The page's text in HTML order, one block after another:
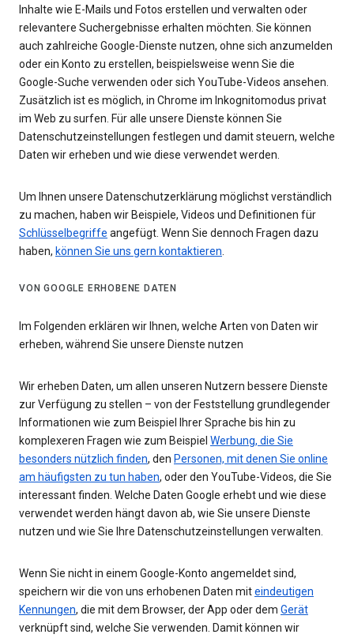
Inhalte wie E-Mails und Fotos erstellen und verwalten oder
relevantere Suchergebnisse erhalten möchten. Sie können
auch zahlreiche Google-Dienste nutzen, ohne sich anzumelden
oder ein Konto zu erstellen, beispielsweise wenn Sie die
Google-Suche verwenden oder sich YouTube-Videos ansehen.
Zusätzlich ist es möglich, in Chrome im Inkognitomodus privat
im Web zu surfen. Für alle unsere Dienste können Sie
Datenschutzeinstellungen festlegen und damit steuern, welche
Daten wir erheben und wie diese verwendet werden.
Um Ihnen unsere Datenschutzerklärung möglichst verständlich
zu machen, haben wir Beispiele, Videos und Definitionen für
Schlüsselbegriffe angefügt. Wenn Sie dennoch Fragen dazu
haben, können Sie uns gern kontaktieren.
VON GOOGLE ERHOBENE DATEN
Im Folgenden erklären wir Ihnen, welche Arten von Daten wir
erheben, während Sie unsere Dienste nutzen
Wir erheben Daten, um allen unseren Nutzern bessere Dienste
zur Verfügung zu stellen – von der Feststellung grundlegender
Informationen wie zum Beispiel Ihrer Sprache bis hin zu
komplexeren Fragen wie zum Beispiel Werbung, die Sie
besonders nützlich finden, den Personen, mit denen Sie online
am häufigsten zu tun haben, oder den YouTube-Videos, die Sie
interessant finden. Welche Daten Google erhebt und wie diese
verwendet werden hängt davon ab, wie Sie unsere Dienste
nutzen und wie Sie Ihre Datenschutzeinstellungen verwalten.
Wenn Sie nicht in einem Google-Konto angemeldet sind,
speichern wir die von uns erhobenen Daten miteindeutigen
Kennungen, die mit dem Browser, der App oder dem Gerät
verknüpft sind, welche Sie verwenden. Damit können wir